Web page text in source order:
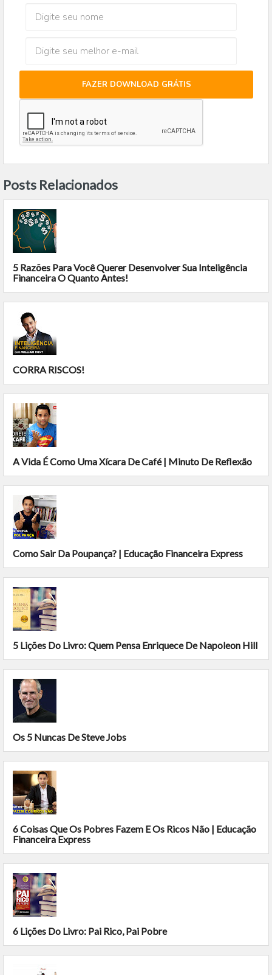
FAZER DOWNLOAD GRÁTIS
Posts Relacionados
5 Razões Para Você Querer Desenvolver Sua Inteligência
Financeira O Quanto Antes!
CORRA RISCOS!
A Vida É Como Uma Xícara De Café | Minuto De Reflexão
Como Sair Da Poupança? | Educação Financeira Express
5 Lições Do Livro: Quem Pensa Enriquece De Napoleon Hill
Os 5 Nuncas De Steve Jobs
6 Coisas Que Os Pobres Fazem E Os Ricos Não | Educação
Financeira Express
6 Lições Do Livro: Pai Rico, Pai Pobre